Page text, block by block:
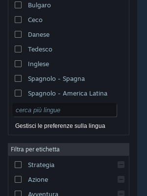
appartengono ai rispettivi proprietari negli Stati Uniti e
legali|
Steam| Rimborsi|
Bulgaro
Ceco
Danese
Tedesco
Inglese
Spagnolo - Spagna
Spagnolo - America Latina
Gestisci le preferenze sulla lingua
Filtra per etichetta
Strategia
Azione
Avventura